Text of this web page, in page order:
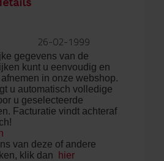
26-02-1999
gegevens van de
kunt u eenvoudig en
in onze webshop.
u automatisch volledige
u geselecteerde
Facturatie vindt achteraf
van deze of andere
klik dan
hier